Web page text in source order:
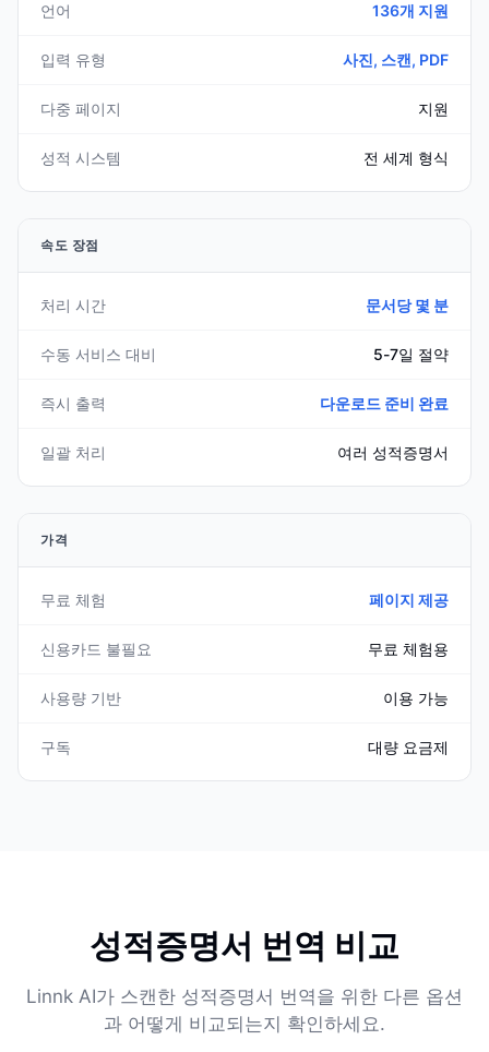
언어 136개 지원
입력 유형 사진, 스캔, PDF
다중 페이지 지원
성적 시스템 전 세계 형식
속도 장점
처리 시간 문서당 몇 분
수동 서비스 대비 5-7일 절약
즉시 출력 다운로드 준비 완료
일괄 처리 여러 성적증명서
가격
무료 체험 페이지 제공
신용카드 불필요 무료 체험용
사용량 기반 이용 가능
구독 대량 요금제
성적증명서 번역 비교
Linnk AI가 스캔한 성적증명서 번역을 위한 다른 옵션
과 어떻게 비교되는지 확인하세요.